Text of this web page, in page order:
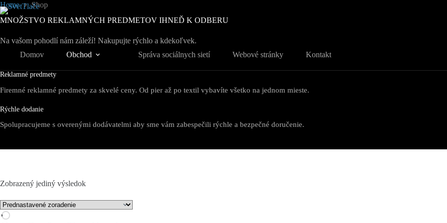
Skip
to
content
Domov Obchod Správa sociálnych sietí Webové stránky Kontakt
Home
Shop
MNOŽSTVO REKLAMNÝCH PREDMETOV IHNEĎ K ODBERU
Na vašom pohodlí nám záleží! Nakupujte rýchlo a kdekoľvek.
Reklamné predmety
Firemné reklamné predmety za skvelé ceny. Od pier až po textil vybavíte všetko na jednom mieste.
Rýchle dodanie
Spolupracujeme s overenými dodávatelmi aby sme vám zabespečili rýchle a bezpečné doručenie.
Zobrazený jediný výsledok